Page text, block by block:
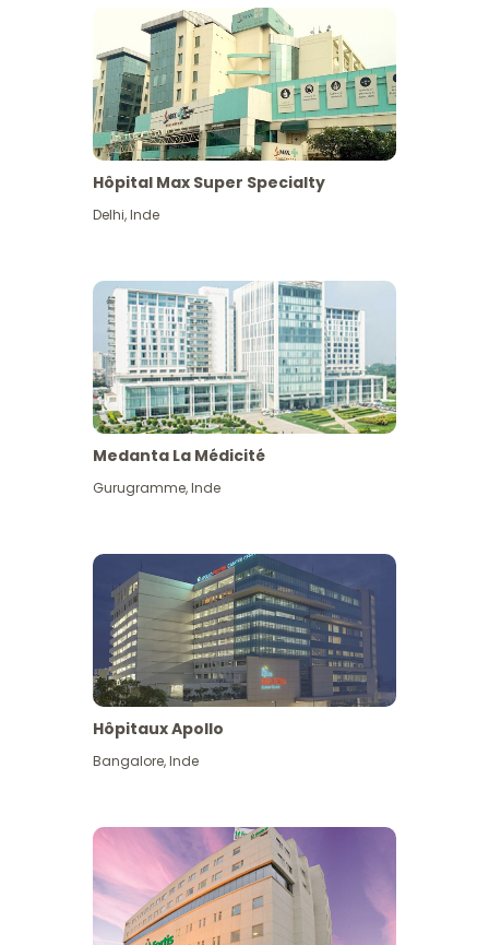
Hôpital Max Super Specialty
Delhi,Inde
Medanta La Médicité
Gurugramme,Inde
Hôpitaux Apollo
Bangalore,Inde